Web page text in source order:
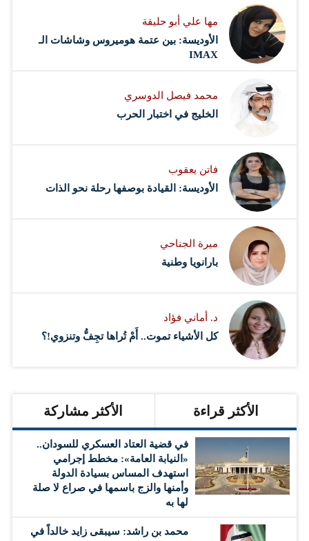
مها علي أبو حليقة
الأوديسة: بين عتمة هوميروس وشاشات الـ
IMAX
محمد فيصل الدوسري ​
‏الخليج في اختبار الحرب
فاتن يعقوب
الأوديسة: القيادة بوصفها رحلة نحو الذات
ميرة الجناحي
بارانويا وطنية
د. أماني فؤاد
كل الأشياء تموت.. أَمْ تُراها تجِفُّ وتنزوي!؟
الأكثر قراءة الأكثر مشاركة
في قضية العتاد العسكري للسودان..
«النيابة العامة»: مخطط إجرامي
استهدف المساس بسيادة الدولة
وأمنها والزج باسمها في صراع لا صلة
لها به
محمد بن راشد: سيبقى زايد خالداً في